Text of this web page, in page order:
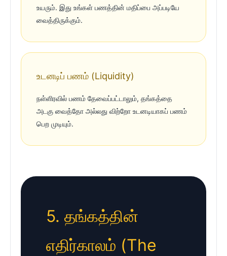
உயரும். இது உங்கள் பணத்தின் மதிப்பை அப்படியே
வைத்திருக்கும்.
உடனடிப் பணம் (Liquidity)
நள்ளிரவில் பணம் தேவைப்பட்டாலும், தங்கத்தை
அடகு வைத்தோ அல்லது விற்றோ உடனடியாகப் பணம்
பெற முடியும்.
5. தங்கத்தின்
எதிர்காலம் (The